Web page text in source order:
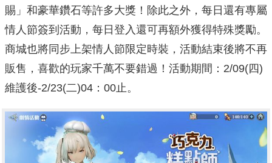
賜」和豪華鑽石等許多大獎！除此之外，每日還有專屬
情人節簽到活動，每日登入還可再額外獲得特殊獎勵。
商城也將同步上架情人節限定時裝，活動結束後將不再
販售，喜歡的玩家千萬不要錯過！活動期間：2/09(四)
維護後-2/23(二)04：00止。